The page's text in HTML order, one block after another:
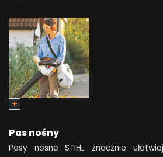
Pas nośny
Pasy nośne STIHL znacznie